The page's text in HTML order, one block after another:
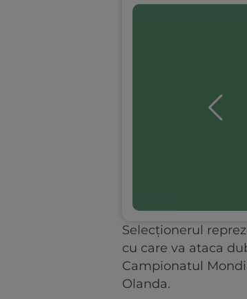
Selecționerul
cu care va ataca
Campionatul
Olanda.